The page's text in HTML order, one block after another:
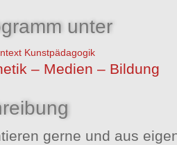
unter
Kunstpädagogik
– Medien – Bildung
gerne und aus